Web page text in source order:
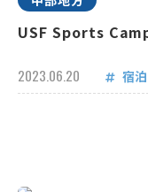
USF Sports
2023.06.20 宿